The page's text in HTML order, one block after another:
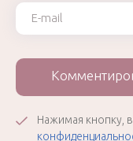
Ваш e-mail
Нажимая кнопку,